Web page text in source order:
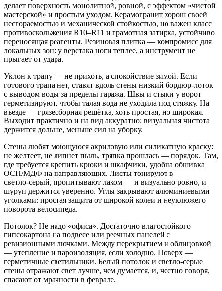
делает поверхность монолитной, ровной, с эффектом «чистой
мастерской» и простым уходом. Керамогранит хорош своей
несгораемостью и механической стойкостью, но важен класс
противоскольжения R10–R11 и грамотная затирка, устойчиво
переносящая реагенты. Резиновая плитка — компромисс для
локальных зон: у верстака ноги теплее, а инструмент не
прыгает от удара.
Уклон к трапу — не прихоть, а спокойствие зимой. Если
готового трапа нет, ставят вдоль стены низкий бордюр‑лоток
с выводом воды за пределы гаража. Швы и стыки у ворот
герметизируют, чтобы талая вода не уходила под стяжку. На
въезде — грязесборная решётка, хоть простая, но широкая.
Выходит практично и на вид аккуратно: визуальная чистота
держится дольше, меньше сил на уборку.
Стены любят моющуюся акриловую или силикатную краску:
не желтеет, не липнет пыль, тряпка прошлась — порядок. Там,
где требуется крепить крюки и шкафчики, удобна обшивка
ОСП/МДФ на направляющих. Листы тонируют в
светло‑серый, пропитывают лаком — и визуально ровно, и
шуруп держится уверенно. Углы закрывают алюминиевыми
уголками: простая защита от широкой колеи и неуклюжего
поворота велосипеда.
Потолок? Не надо «офиса». Достаточно влагостойкого
гипсокартона на подвесе или реечных панелей с
ревизионными лючками. Между перекрытием и облицовкой
— утепление и пароизоляция, если холодно. Поверх —
герметичные светильники. Белый потолок и светло‑серые
стены отражают свет лучше, чем думается, и, честно говоря,
спасают от мрачности в феврале.